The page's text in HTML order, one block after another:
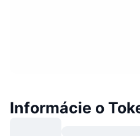
Informácie o